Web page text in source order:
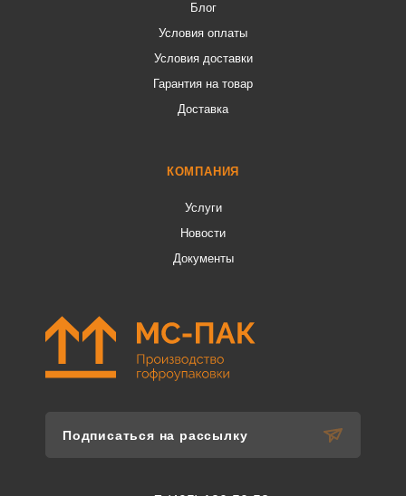
Блог
Условия оплаты
Условия доставки
Гарантия на товар
Доставка
КОМПАНИЯ
Услуги
Новости
Документы
Подписаться на рассылку